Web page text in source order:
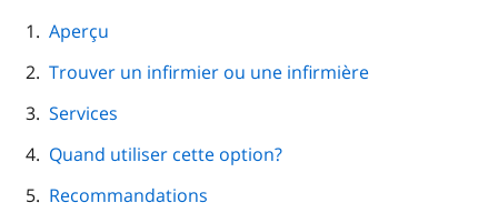
page
Aperçu
Trouver un infirmier ou une infirmière
Services
Quand utiliser cette option?
Recommandations